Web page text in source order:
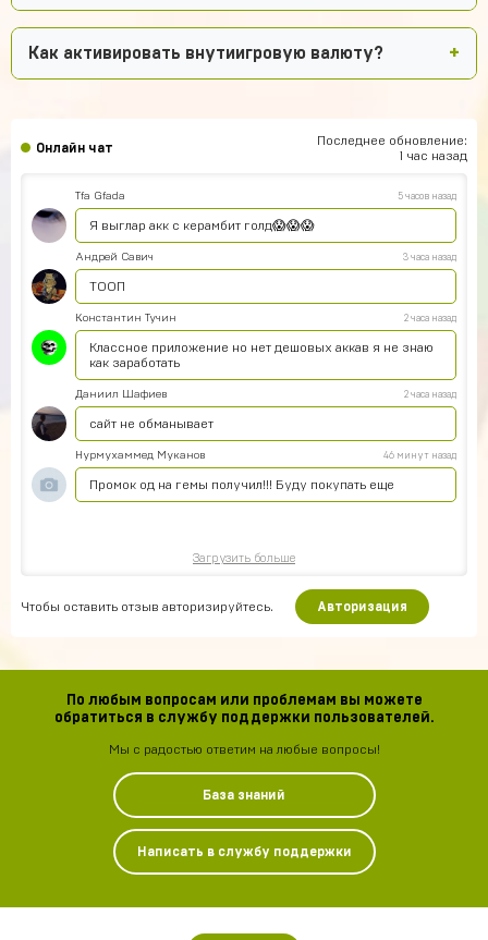
Как активировать внутиигровую валюту?
Онлайн чат
Последнее обновление:
1 час назад
Tfa Gfada 5 часов назад
Я выглар акк с керамбит голд😱😱😱
Андрей Савич 3 часа назад
ТООП
Константин Тучин 2 часа назад
Классное приложение но нет дешовых аккав я не знаю
как заработать
Даниил Шафиев 2 часа назад
сайт не обманывает
Нурмухаммед Муканов 46 минут назад
Промок од на гемы получил!!! Буду покупать еще
Загрузить больше
Чтобы оставить отзыв авторизируйтесь. Авторизация
По любым вопросам или проблемам вы можете
обратиться в службу поддержки пользователей.
Мы с радостью ответим на любые вопросы!
База знаний
Написать в службу поддержки